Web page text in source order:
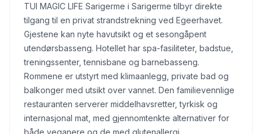
TUI MAGIC LIFE Sarigerme i Sarigerme tilbyr direkte
tilgang til en privat strandstrekning ved Egeerhavet.
Gjestene kan nyte havutsikt og et sesongåpent
utendørsbasseng. Hotellet har spa-fasiliteter, badstue,
treningssenter, tennisbane og barnebasseng.
Rommene er utstyrt med klimaanlegg, private bad og
balkonger med utsikt over vannet. Den familievennlige
restauranten serverer middelhavsretter, tyrkisk og
internasjonal mat, med gjennomtenkte alternativer for
både veganere og de med glutenallergi.